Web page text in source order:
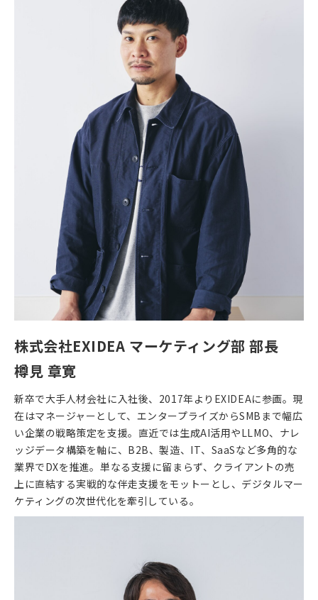
株式会社EXIDEA マーケティング部 部長
樽見 章寛
新卒で大手人材会社に入社後、2017年よりEXIDEAに参画。現
在はマネージャーとして、エンタープライズからSMBまで幅広
い企業の戦略策定を支援。直近では生成AI活用やLLMO、ナレ
ッジデータ構築を軸に、B2B、製造、IT、SaaSなど多角的な
業界でDXを推進。単なる支援に留まらず、クライアントの売
上に直結する実戦的な伴走支援をモットーとし、デジタルマー
ケティングの次世代化を牽引している。